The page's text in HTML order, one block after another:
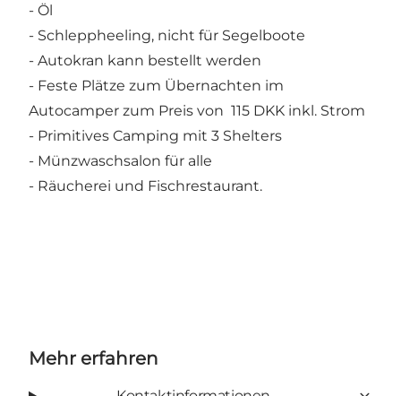
- Öl
- Schleppheeling, nicht für Segelboote
- Autokran kann bestellt werden
- Feste Plätze zum Übernachten im
Autocamper zum Preis von 115 DKK inkl. Strom
- Primitives Camping mit 3 Shelters
- Münzwaschsalon für alle
- Räucherei und Fischrestaurant.
Mehr erfahren